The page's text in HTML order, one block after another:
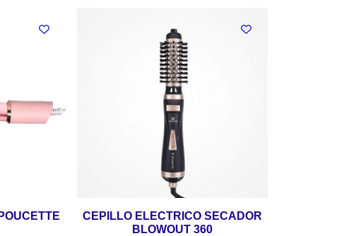
CEPILLO ELECTRICO SECADOR
BLOWOUT 360